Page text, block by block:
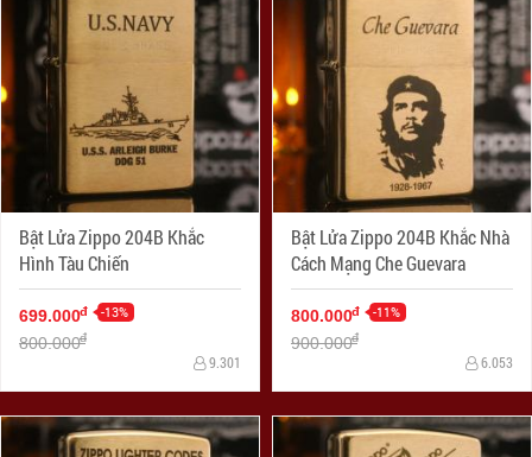
Bật Lửa Zippo 204B Khắc
Hình Tàu Chiến
699.000đ -13%
800.000đ
9.301
Bật Lửa Zippo 204B Khắc Nhà
Cách Mạng Che Guevara
800.000đ -11%
900.000đ
6.053